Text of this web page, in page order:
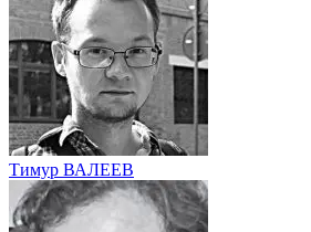
Тимур ВАЛЕЕВ